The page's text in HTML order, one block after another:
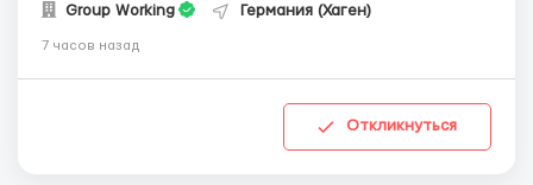
Group Working Германия (Хаген)
7 часов назад
Откликнуться